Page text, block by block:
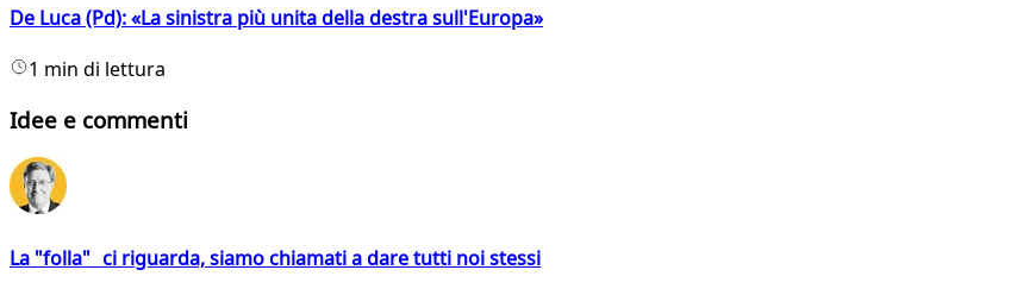
De Luca (Pd): «La sinistra più unita della destra sull'Europa»
1 min di lettura
Idee e commenti
La "folla" ci riguarda, siamo chiamati a dare tutti noi stessi